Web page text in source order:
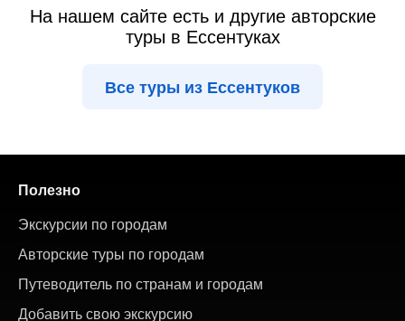
На нашем сайте есть и другие авторские
туры в Ессентуках
Все туры из Ессентуков
Полезно
Экскурсии по городам
Авторские туры по городам
Путеводитель по странам и городам
Добавить свою экскурсию